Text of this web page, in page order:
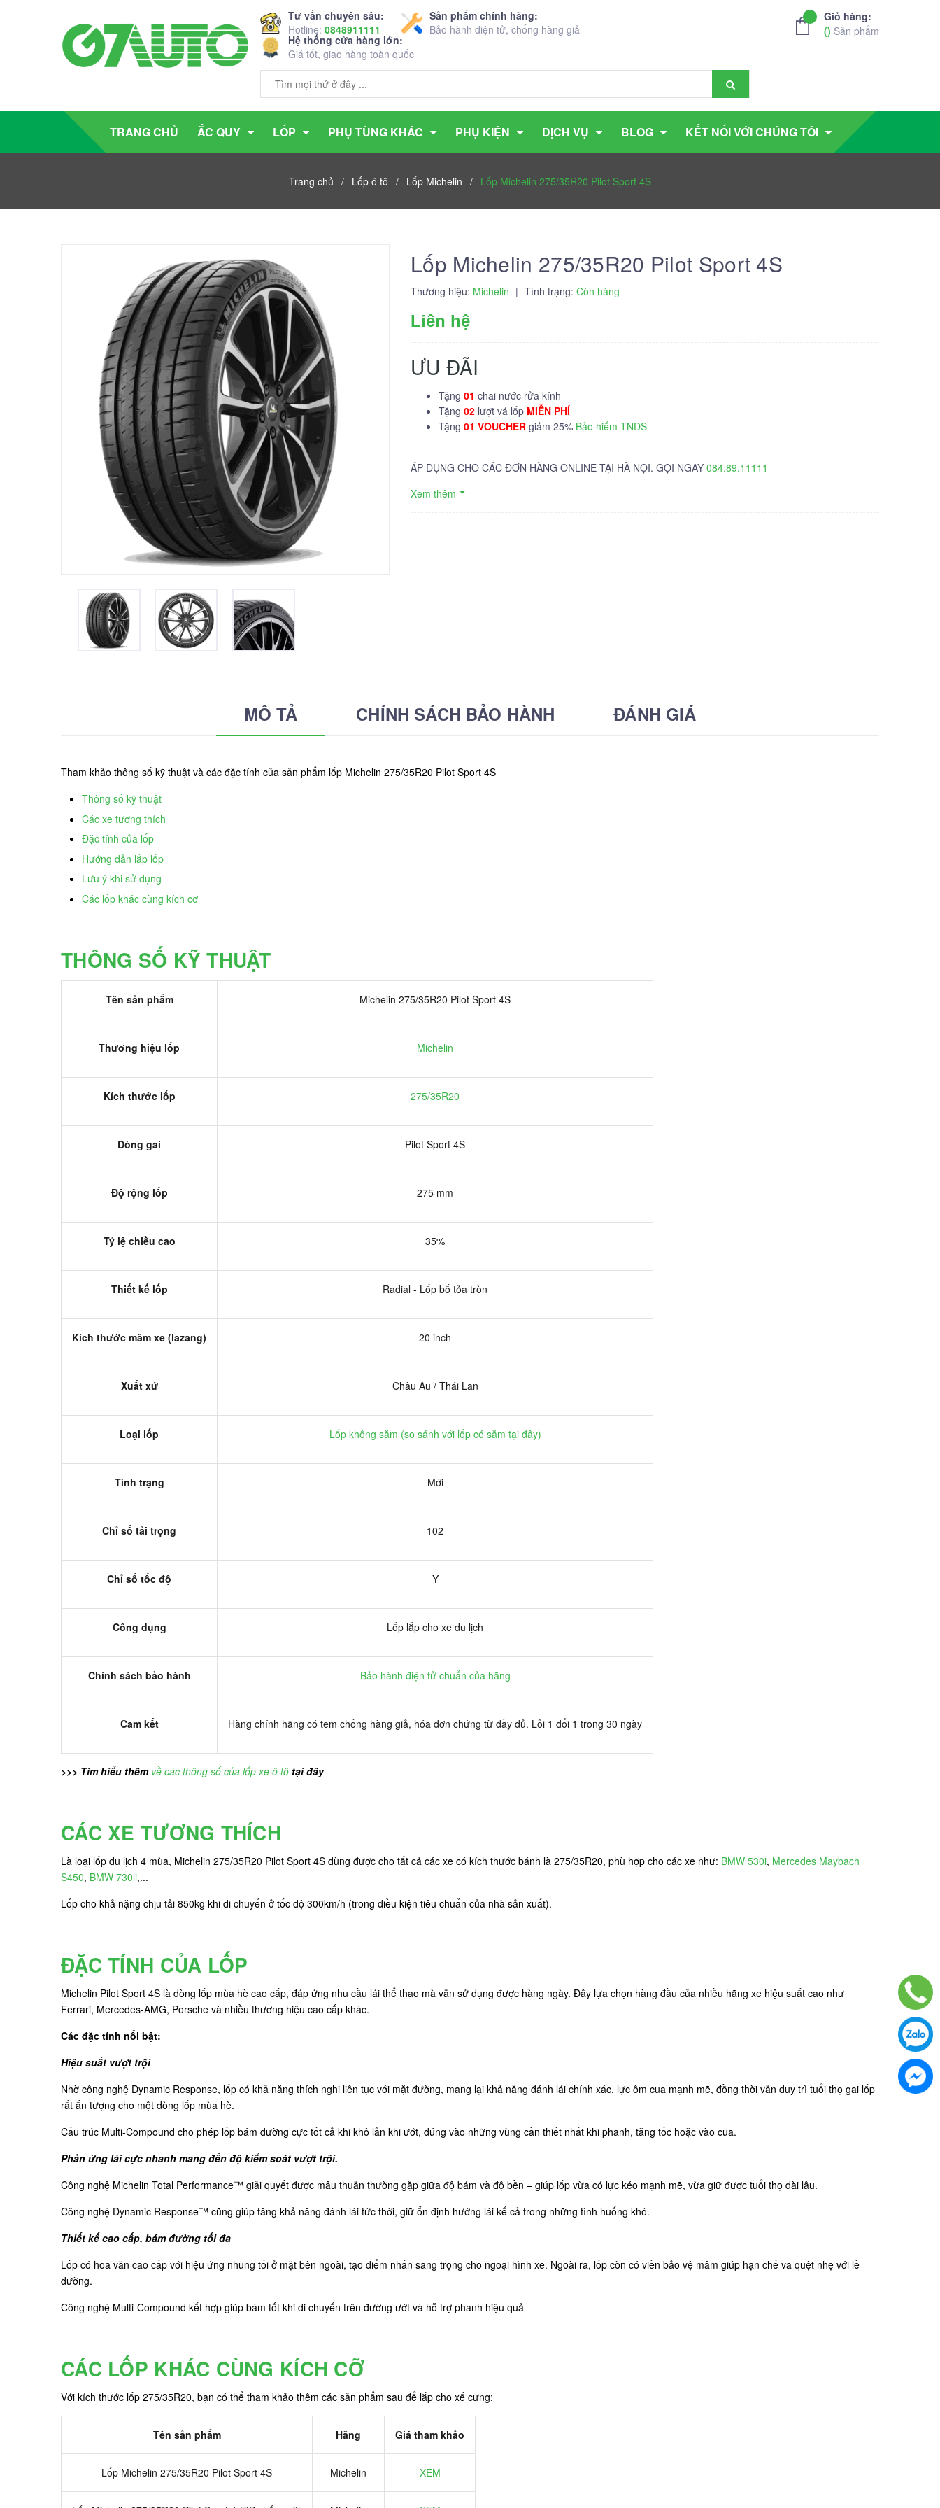
Tư vấn chuyên sâu:
Hotline: 0848911111
Sản phẩm chính hãng:
Bảo hành điện tử, chống hàng giả
Hệ thống cửa hàng lớn:
Giá tốt, giao hàng toàn quốc
Giỏ hàng:
() Sản phẩm
TRANG CHỦ ẮC QUY LỐP PHỤ TÙNG KHÁC PHỤ KIỆN DỊCH VỤ BLOG KẾT NỐI VỚI CHÚNG TÔI
Trang chủ / Lốp ô tô / Lốp Michelin / Lốp Michelin 275/35R20 Pilot Sport 4S
Lốp Michelin 275/35R20 Pilot Sport 4S
Thương hiệu: Michelin | Tình trạng: Còn hàng
Liên hệ
ƯU ĐÃI
Tặng 01 chai nước rửa kính
Tặng 02 lượt vá lốp MIỄN PHÍ
Tặng 01 VOUCHER giảm 25% Bảo hiểm TNDS
ÁP DỤNG CHO CÁC ĐƠN HÀNG ONLINE TẠI HÀ NỘI. GỌI NGAY 084.89.11111
Xem thêm
MÔ TẢ CHÍNH SÁCH BẢO HÀNH ĐÁNH GIÁ
Tham khảo thông số kỹ thuật và các đặc tính của sản phẩm lốp Michelin 275/35R20 Pilot Sport 4S
Thông số kỹ thuật
Các xe tương thích
Đặc tính của lốp
Hướng dẫn lắp lốp
Lưu ý khi sử dụng
Các lốp khác cùng kích cỡ
THÔNG SỐ KỸ THUẬT
Tên sản phẩm Michelin 275/35R20 Pilot Sport 4S
Thương hiệu lốp Michelin
Kích thước lốp 275/35R20
Dòng gai Pilot Sport 4S
Độ rộng lốp 275 mm
Tỷ lệ chiều cao 35%
Thiết kế lốp Radial - Lốp bố tỏa tròn
Kích thước mâm xe (lazang) 20 inch
Xuất xứ Châu Au / Thái Lan
Loại lốp Lốp không săm (so sánh với lốp có săm tại đây)
Tình trạng Mới
Chỉ số tải trọng 102
Chỉ số tốc độ Y
Công dụng Lốp lắp cho xe du lịch
Chính sách bảo hành Bảo hành điện tử chuẩn của hãng
Cam kết Hàng chính hãng có tem chống hàng giả, hóa đơn chứng từ đầy đủ. Lỗi 1 đổi 1 trong 30 ngày
>>> Tìm hiểu thêm về các thông số của lốp xe ô tô tại đây
CÁC XE TƯƠNG THÍCH
Là loại lốp du lịch 4 mùa, Michelin 275/35R20 Pilot Sport 4S dùng được cho tất cả các xe có kích thước bánh là 275/35R20, phù hợp cho các xe như: BMW 530i, Mercedes Maybach
S450, BMW 730li,...
Lốp cho khả nặng chịu tải 850kg khi di chuyển ở tốc độ 300km/h (trong điều kiện tiêu chuẩn của nhà sản xuất).
ĐẶC TÍNH CỦA LỐP
Michelin Pilot Sport 4S là dòng lốp mùa hè cao cấp, đáp ứng nhu cầu lái thể thao mà vẫn sử dụng được hàng ngày. Đây lựa chọn hàng đầu của nhiều hãng xe hiệu suất cao như
Ferrari, Mercedes-AMG, Porsche và nhiều thương hiệu cao cấp khác.
Các đặc tính nổi bật:
Hiệu suất vượt trội
Nhờ công nghệ Dynamic Response, lốp có khả năng thích nghi liên tục với mặt đường, mang lại khả năng đánh lái chính xác, lực ôm cua mạnh mẽ, đồng thời vẫn duy trì tuổi thọ gai lốp
rất ấn tượng cho một dòng lốp mùa hè.
Cấu trúc Multi-Compound cho phép lốp bám đường cực tốt cả khi khô lẫn khi ướt, đúng vào những vùng cần thiết nhất khi phanh, tăng tốc hoặc vào cua.
Phản ứng lái cực nhanh mang đến độ kiểm soát vượt trội.
Công nghệ Michelin Total Performance™ giải quyết được mâu thuẫn thường gặp giữa độ bám và độ bền – giúp lốp vừa có lực kéo mạnh mẽ, vừa giữ được tuổi thọ dài lâu.
Công nghệ Dynamic Response™ cũng giúp tăng khả năng đánh lái tức thời, giữ ổn định hướng lái kể cả trong những tình huống khó.
Thiết kế cao cấp, bám đường tối đa
Lốp có hoa văn cao cấp với hiệu ứng nhung tối ở mặt bên ngoài, tạo điểm nhấn sang trọng cho ngoại hình xe. Ngoài ra, lốp còn có viền bảo vệ mâm giúp hạn chế va quệt nhẹ với lề
đường.
Công nghệ Multi-Compound kết hợp giúp bám tốt khi di chuyển trên đường ướt và hỗ trợ phanh hiệu quả
CÁC LỐP KHÁC CÙNG KÍCH CỠ
Với kích thước lốp 275/35R20, bạn có thể tham khảo thêm các sản phẩm sau để lắp cho xế cưng:
Tên sản phẩm Hãng Giá tham khảo
Lốp Michelin 275/35R20 Pilot Sport 4S Michelin XEM